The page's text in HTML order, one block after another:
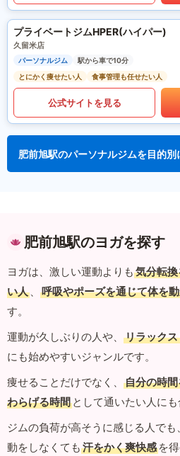
プライベートジムHPER(ハイパー)
久留米店
パーソナルジム
駅から車で10分
とにかく痩せたい人
食事管理も任せたい人
公式サイトを見る
肥前旭駅のパーソナルジムを目的別
肥前旭駅のヨガを探す
ヨガは、激しい運動よりも 気分転
い人 、 呼吸やポーズを通じて体を
す。
運動が久しぶりの人や、
リラック
にも始めやすいジャンルです。
痩せることだけでなく、
自分の時
わらげる時間 として通いたい人にも
ジムの負荷が高そうに感じる人で
動をしなくても 汗をかく爽快感 を